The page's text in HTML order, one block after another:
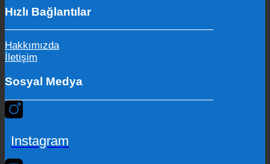
Hızlı Bağlantılar
Hakkımızda
İletişim
Sosyal Medya
Instagram